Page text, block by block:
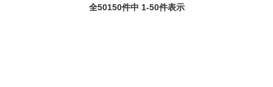
全50150件中 1-50件表示